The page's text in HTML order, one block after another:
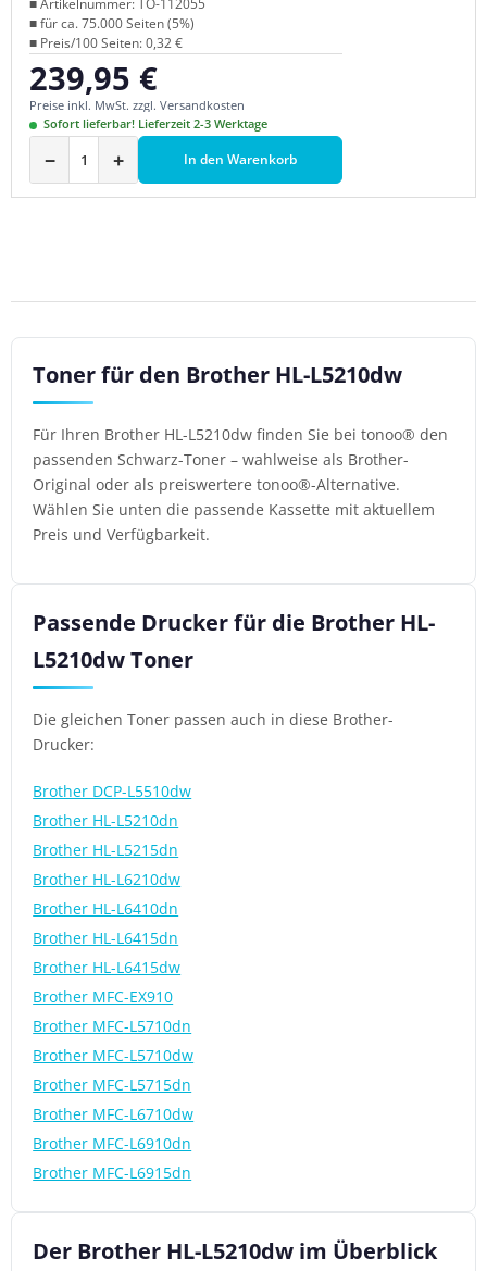
■ Artikelnummer: TO-112055
■ für ca. 75.000 Seiten (5%)
■ Preis/100 Seiten: 0,32 €
Regulärer Preis:
239,95 €
Preise inkl. MwSt. zzgl. Versandkosten
Sofort lieferbar! Lieferzeit 2-3 Werktage
− + In den Warenkorb
Toner für den Brother HL-L5210dw
Für Ihren Brother HL-L5210dw finden Sie bei tonoo® den
passenden Schwarz-Toner – wahlweise als Brother-
Original oder als preiswertere tonoo®-Alternative.
Wählen Sie unten die passende Kassette mit aktuellem
Preis und Verfügbarkeit.
Passende Drucker für die Brother HL-
L5210dw Toner
Die gleichen Toner passen auch in diese Brother-
Drucker:
Brother DCP-L5510dw
Brother HL-L5210dn
Brother HL-L5215dn
Brother HL-L6210dw
Brother HL-L6410dn
Brother HL-L6415dn
Brother HL-L6415dw
Brother MFC-EX910
Brother MFC-L5710dn
Brother MFC-L5710dw
Brother MFC-L5715dn
Brother MFC-L6710dw
Brother MFC-L6910dn
Brother MFC-L6915dn
Der Brother HL-L5210dw im Überblick